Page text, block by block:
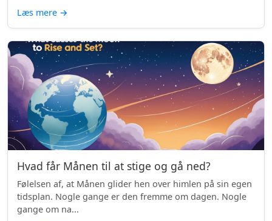
Læs mere →
Hvad får Månen til at stige og gå ned?
Følelsen af, at Månen glider hen over himlen på sin egen
tidsplan. Nogle gange er den fremme om dagen. Nogle
gange om na...